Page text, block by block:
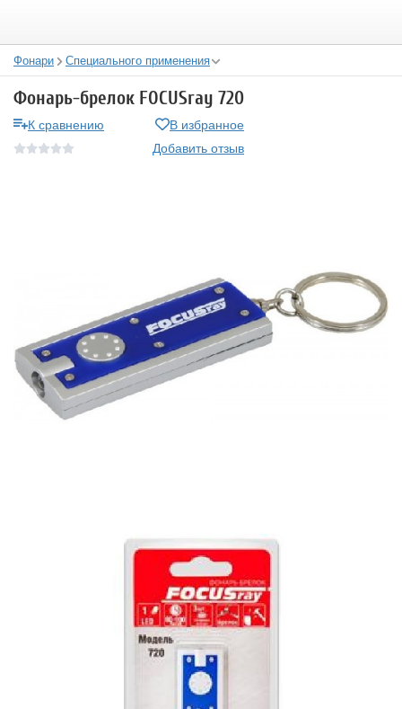
Фонари Специального применения
Фонарь-брелок FOCUSray 720
К сравнению
В избранное
Добавить отзыв